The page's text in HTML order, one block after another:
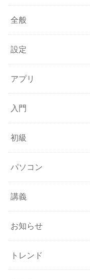
全般
設定
アプリ
入門
初級
パソコン
講義
お知らせ
トレンド